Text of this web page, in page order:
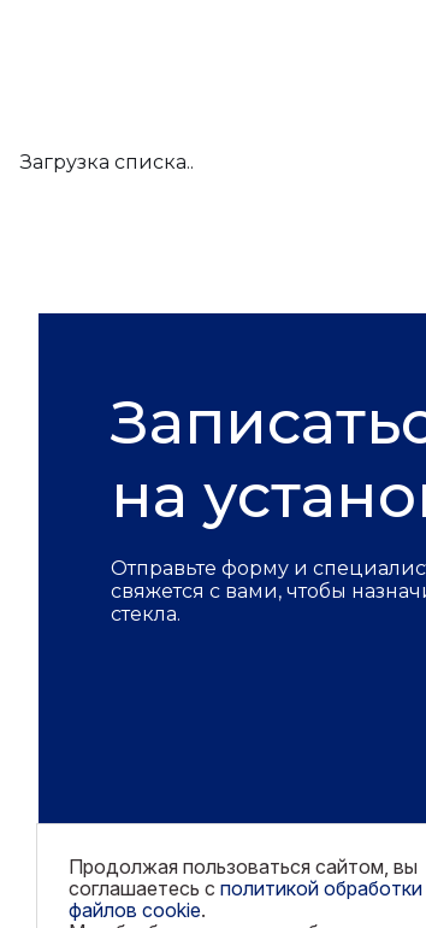
Загрузка списка..
на
Отправьте форму и
свяжется с вами, чтобы
стекла.
Продолжая пользоваться сайтом, вы
соглашаетесь с политикой обработки
файлов cookie.